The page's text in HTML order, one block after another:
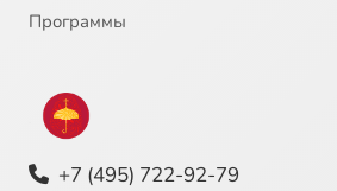
25
26
Программы
+7 (495) 722-92-79